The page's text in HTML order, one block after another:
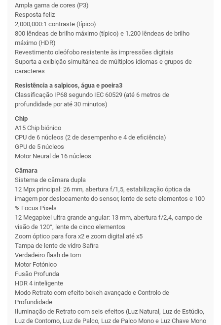
Ampla gama de cores (P3)
Resposta feliz
2,000,000:1 contraste (típico)
800 lêndeas de brilho máximo (típico) e 1.200 lêndeas de brilho
máximo (HDR)
Revestimento oleófobo resistente às impressões digitais
Suporta a exibição simultânea de múltiplos idiomas e grupos de
caracteres
Resistência a salpicos, água e poeira3
Classificação IP68 segundo IEC 60529 (até 6 metros de
profundidade por até 30 minutos)
Chip
A15 Chip biónico
CPU de 6 núcleos (2 de desempenho e 4 de eficiência)
GPU de 5 núcleos
Motor Neural de 16 núcleos
Câmara
Sistema de câmara dupla
12 Mpx principal: 26 mm, abertura f/1,5, estabilização óptica da
imagem por deslocamento do sensor, lente de sete elementos e 100
% Focus Pixels
12 Megapixel ultra grande angular: 13 mm, abertura f/2,4, campo de
visão de 120°, lente de cinco elementos
Zoom óptico para fora x2 e zoom digital até x5
Tampa de lente de vidro Safira
Verdadeiro flash de tom
Motor Fotónico
Fusão Profunda
HDR 4 inteligente
Modo Retrato com efeito bokeh avançado e Controlo de
Profundidade
Iluminação de Retrato com seis efeitos (Luz Natural, Luz de Estúdio,
Luz de Contorno, Luz de Palco, Luz de Palco Mono e Luz Chave Mono